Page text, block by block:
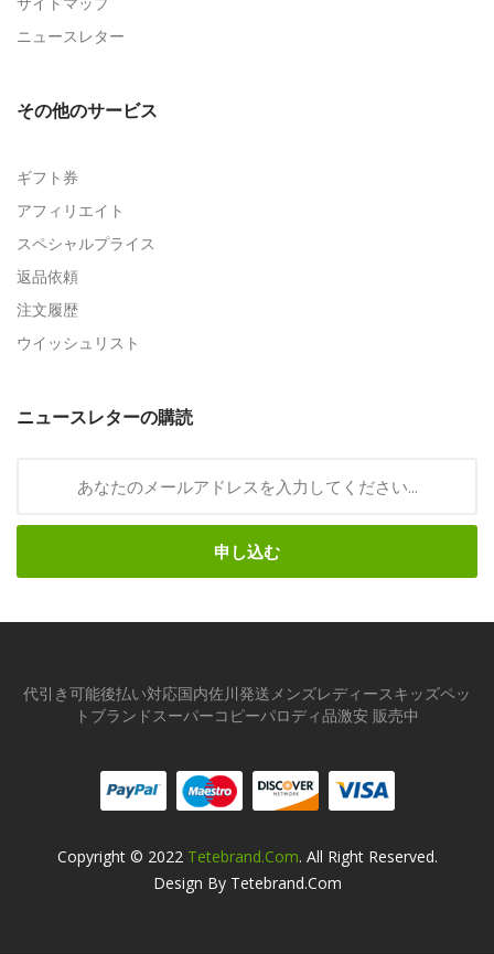
ニュースレター
その他のサービス
ギフト券
アフィリエイト
スペシャルプライス
返品依頼
注文履歴
ウイッシュリスト
ニュースレターの購読
申し込む
代引き可能後払い対応国内佐川発送メンズレディースキッズペッ
トブランドスーパーコピーパロディ品激安 販売中
Copyright © 2022 Tetebrand.com. All Right Reserved.
Design By Tetebrand.com